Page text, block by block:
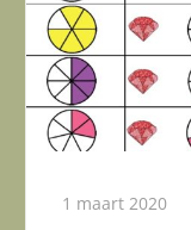
1 maart 2020